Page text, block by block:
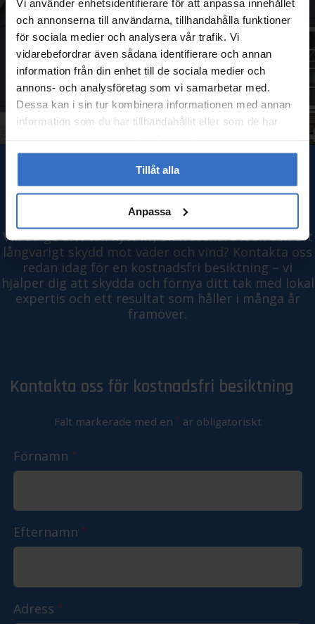
Vi använder enhetsidentifierare för att anpassa innehållet
och annonserna till användarna, tillhandahålla funktioner
för sociala medier och analysera vår trafik. Vi
vidarebefordrar även sådana identifierare och annan
information från din enhet till de sociala medier och
annons- och analysföretag som vi samarbetar med.
Dessa kan i sin tur kombinera informationen med annan
information som du har tillhandahållit eller som de har
Tillåt alla
Anpassa
BOKA TAKMÅLNING I YSTAD
IDAG
Vill du ge ditt tak nytt liv, en fräschare look och ett
långvarigt skydd mot väder och vind? Kontakta oss
redan idag för en kostnadsfri besiktning – vi
hjälper dig att skydda och förnya ditt tak med lokal
expertis och ett resultat som håller i många år
framöver.
Kontakta oss för kostnadsfri besiktning
Fält markerade med en * är obligatoriskt
Förnamn *
Efternamn *
Adress *